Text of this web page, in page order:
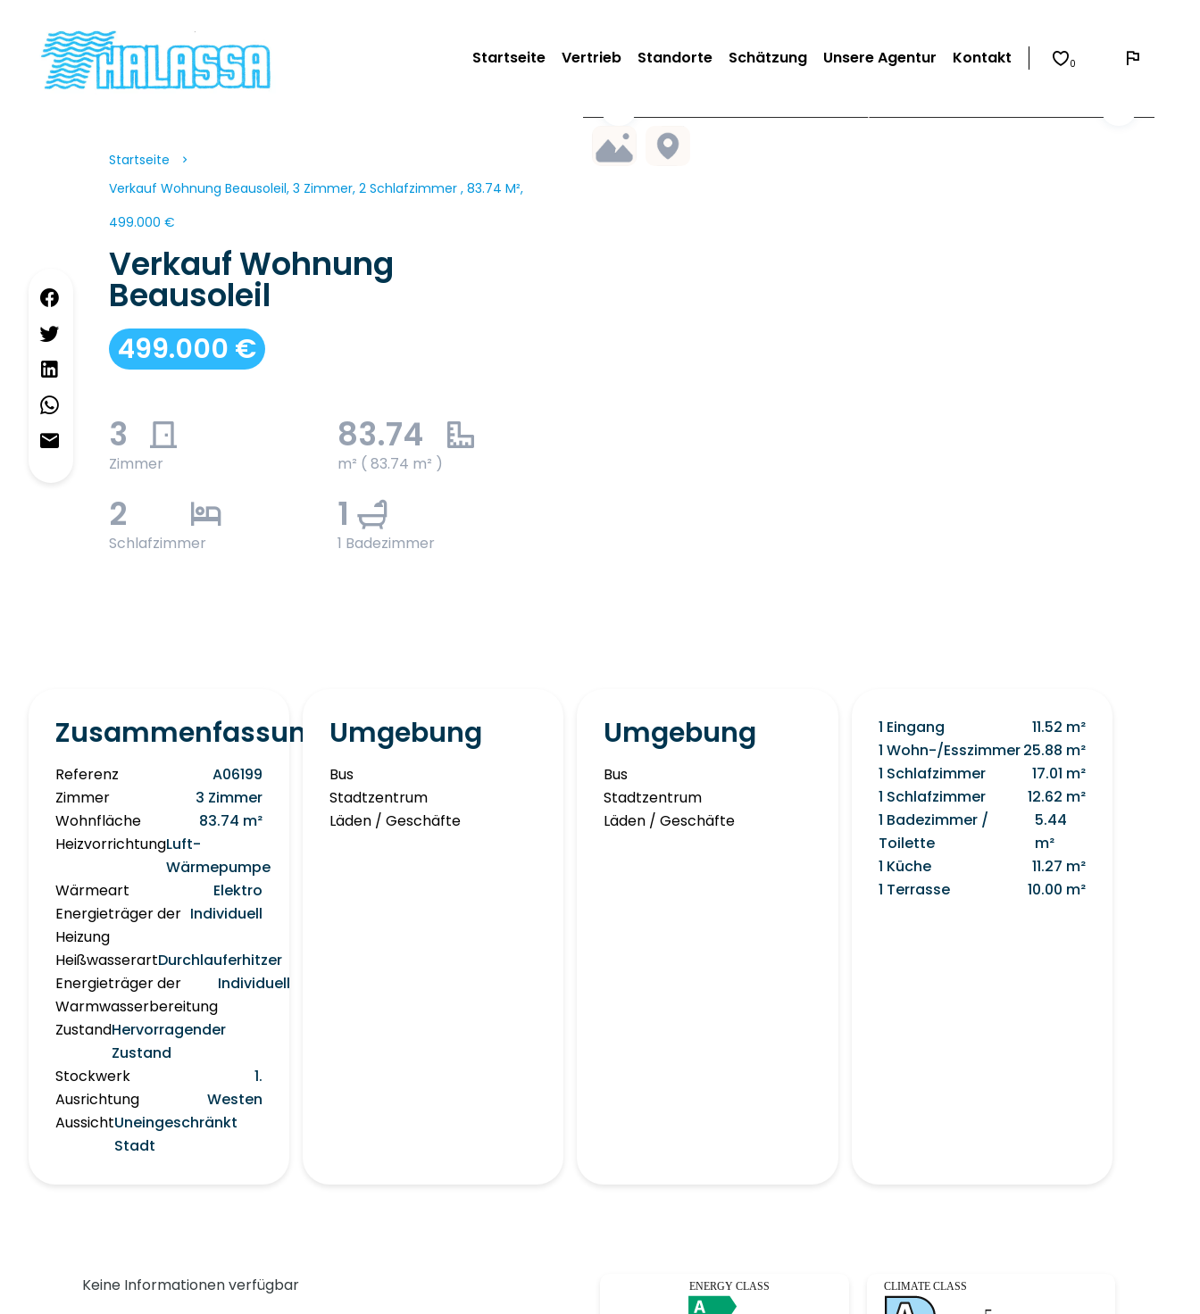
Startseite Vertrieb Standorte Schätzung Unsere Agentur Kontakt 0
Startseite
Verkauf Wohnung Beausoleil, 3 Zimmer, 2 Schlafzimmer , 83.74 M²,
499.000 €
Verkauf Wohnung
Beausoleil
499.000 €
3
Zimmer
83.74
m² ( 83.74 m² )
2
Schlafzimmer
1
1 Badezimmer
Zusammenfassung
Referenz
A06199
Zimmer
3 Zimmer
Wohnfläche
83.74 m²
HeizvorrichtungLuft-
Wärmepumpe
Wärmeart
Elektro
Energieträger der
Heizung
Individuell
HeißwasserartDurchlauferhitzer
Energieträger der
Warmwasserbereitung
Individuell
ZustandHervorragender
Zustand
Stockwerk
1.
Ausrichtung
Westen
AussichtUneingeschränkt
Stadt
Umgebung
Bus
Stadtzentrum
Läden / Geschäfte
Umgebung
Bus
Stadtzentrum
Läden / Geschäfte
1 Eingang
11.52 m²
1 Wohn-/Esszimmer25.88 m²
1 Schlafzimmer
17.01 m²
1 Schlafzimmer
12.62 m²
1 Badezimmer /
Toilette
5.44
m²
1 Küche
11.27 m²
1 Terrasse
10.00 m²
Keine Informationen verfügbar